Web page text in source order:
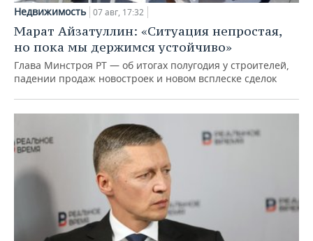
Недвижимость 07 авг, 17:32
Марат Айзатуллин: «Ситуация непростая,
но пока мы держимся устойчиво»
Глава Минстроя РТ — об итогах полугодия у строителей,
падении продаж новостроек и новом всплеске сделок